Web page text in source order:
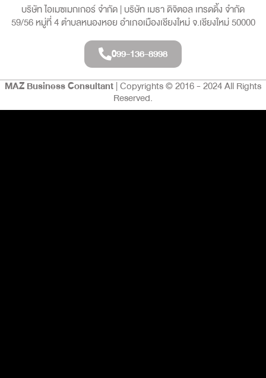
บริษัท ไอเมซเมกเกอร์ จำกัด | บริษัท เมธา ดิจิตอล เทรดดิ้ง จำกัด
59/56 หมู่ที่ 4 ตำบลหนองหอย อำเภอเมืองเชียงใหม่ จ.เชียงใหม่ 50000
099-136-8998
MAZ Business Consultant| Copyrights © 2016 - 2024 All Rights
Reserved.